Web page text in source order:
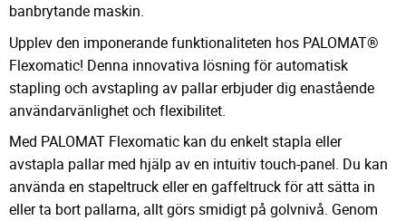
banbrytande maskin.
Upplev den imponerande funktionaliteten hos PALOMAT®
Flexomatic! Denna innovativa lösning för automatisk
stapling och avstapling av pallar erbjuder dig enastående
användarvänlighet och flexibilitet.
Med PALOMAT Flexomatic kan du enkelt stapla eller
avstapla pallar med hjälp av en intuitiv touch-panel. Du kan
använda en stapeltruck eller en gaffeltruck för att sätta in
eller ta bort pallarna, allt görs smidigt på golvnivå. Genom